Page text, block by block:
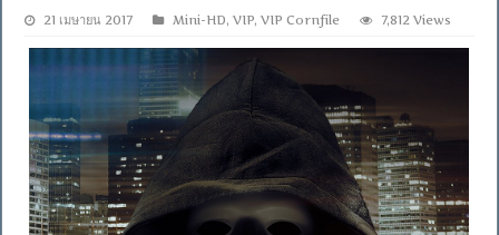
21 เมษายน 2017 Mini-HD,VIP,VIP Cornfile 7,812 Views